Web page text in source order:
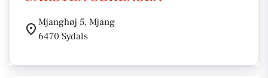
Mjanghøj 5, Mjang
6470 Sydals